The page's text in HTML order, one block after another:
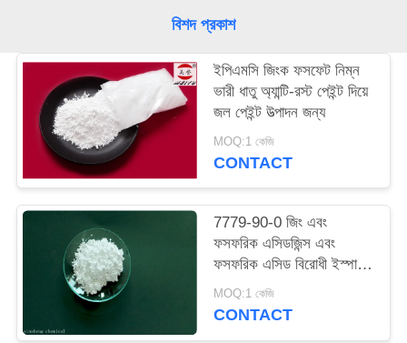
অনুরোধ
সাইট
PRIVACY
POLICY
বিশদ প্রকাশ
ইপিএমসি জিংক ফসফেট নিম্ন
ভারী ধাতু অ্যান্টি-রস্ট পেইন্ট দিয়ে
জল পেইন্ট উত্পাদন জন্য
MOQ:1 কেজি
CONTACT
7779-90-0 জিং এবং
ফসফরিক এসিডজিন্স এবং
ফসফরিক এসিড বিরোধী ইস্পাত
জন্য ক্ষয়কারী পেইন্ট
MOQ:1 কেজি
CONTACT